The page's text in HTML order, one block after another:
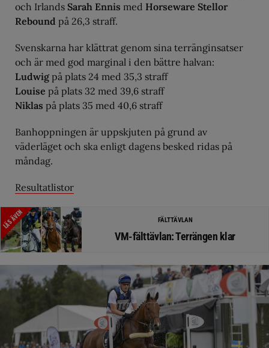
och Irlands Sarah Ennis med Horseware Stellor
Rebound på 26,3 straff.
Svenskarna har klättrat genom sina terränginsatser
och är med god marginal i den bättre halvan:
Ludwigpå plats 24 med 35,3 straff
Louise på plats 32 med 39,6 straff
Niklas på plats 35 med 40,6 straff
Banhoppningen är uppskjuten på grund av
väderläget och ska enligt dagens besked ridas på
måndag.
Resultatlistor
LÄS ÄVEN FÄLTTÄVLAN
VM-fälttävlan: Terrängen klar